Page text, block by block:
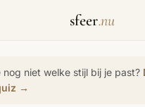
sfeer.nu
nog niet welke stijl bij je past?
→